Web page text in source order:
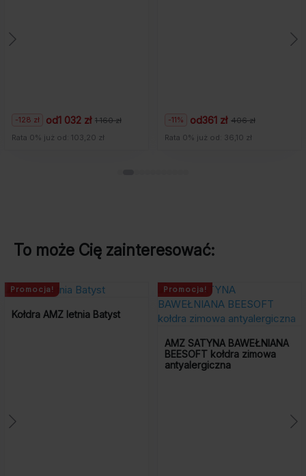
od 1 160 zł
Pierwotna
cena
1 032 zł
Aktualna
cena
-128 zł
Rata 0% już od: 103,20 zł
od 406 zł
Pierwotna
cena
361 zł
Aktualna
cena
-11%
Rata 0% już od: 36,10 zł
To może Cię zainteresować:
Promocja!
Kołdra AMZ letnia Batyst
Promocja!
AMZ SATYNA BAWEŁNIANA
BEESOFT kołdra zimowa
antyalergiczna